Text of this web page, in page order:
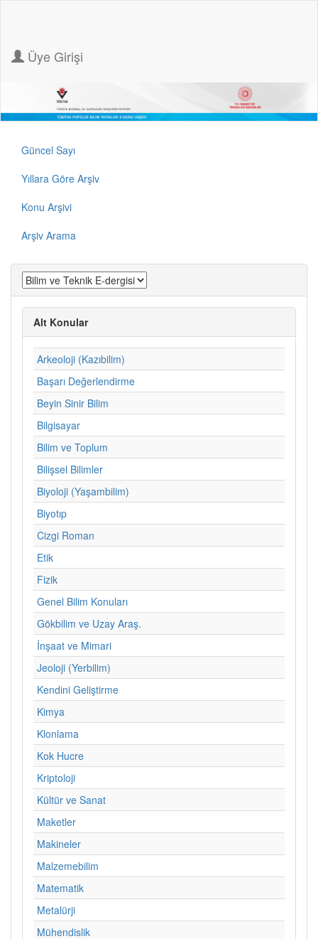
Üye Girişi
Güncel Sayı
Yıllara Göre Arşiv
Konu Arşivi
Arşiv Arama
Alt Konular
Arkeoloji (Kazıbilim)
Başarı Değerlendirme
Beyin Sinir Bilim
Bilgisayar
Bilim ve Toplum
Bilişsel Bilimler
Biyoloji (Yaşambilim)
Biyotıp
Cizgi Roman
Etik
Fizik
Genel Bilim Konuları
Gökbilim ve Uzay Araş.
İnşaat ve Mimari
Jeoloji (Yerbilim)
Kendini Geliştirme
Kimya
Klonlama
Kok Hucre
Kriptoloji
Kültür ve Sanat
Maketler
Makineler
Malzemebilim
Matematik
Metalürji
Mühendislik